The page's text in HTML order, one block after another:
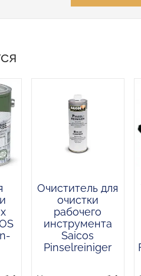
Очиститель для
очистки
рабочего
инструмента
Saicos
Pinselreiniger